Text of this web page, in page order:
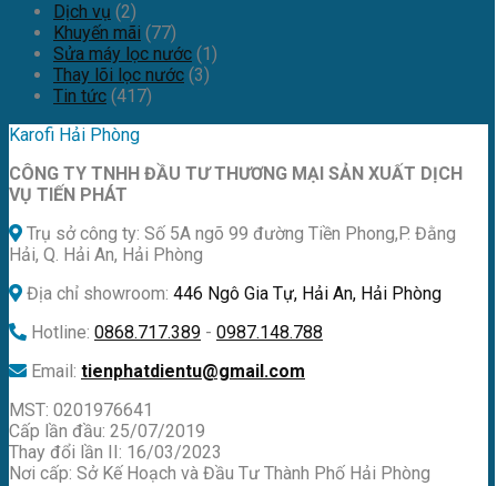
Dịch vụ (2)
Khuyến mãi (77)
Sửa máy lọc nước (1)
Thay lõi lọc nước (3)
Tin tức (417)
Karofi Hải Phòng
CÔNG TY TNHH ĐẦU TƯ THƯƠNG MẠI SẢN XUẤT DỊCH
VỤ TIẾN PHÁT
Trụ sở công ty: Số 5A ngõ 99 đường Tiền Phong,P. Đằng
Hải, Q. Hải An, Hải Phòng
Địa chỉ showroom: 446 Ngô Gia Tự, Hải An, Hải Phòng
Hotline: 0868.717.389 - 0987.148.788
Email: tienphatdientu@gmail.com
MST: 0201976641
Cấp lần đầu: 25/07/2019
Thay đổi lần II: 16/03/2023
Nơi cấp: Sở Kế Hoạch và Đầu Tư Thành Phố Hải Phòng